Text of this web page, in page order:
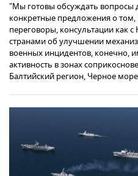
"Мы готовы обсуждать вопросы
конкретные предложения о том,
переговоры, консультации как
странами об улучшении
военных инцидентов, конечно,
активность в зонах
Балтийский регион, Черное